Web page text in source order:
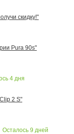
скидку!"
Pura 90s"
4 дня
2 S"
Осталось 9 дней